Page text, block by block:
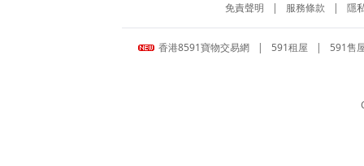
免責聲明 | 服務條款 | 隱
香港8591寶物交易網 | 591租屋 | 591售